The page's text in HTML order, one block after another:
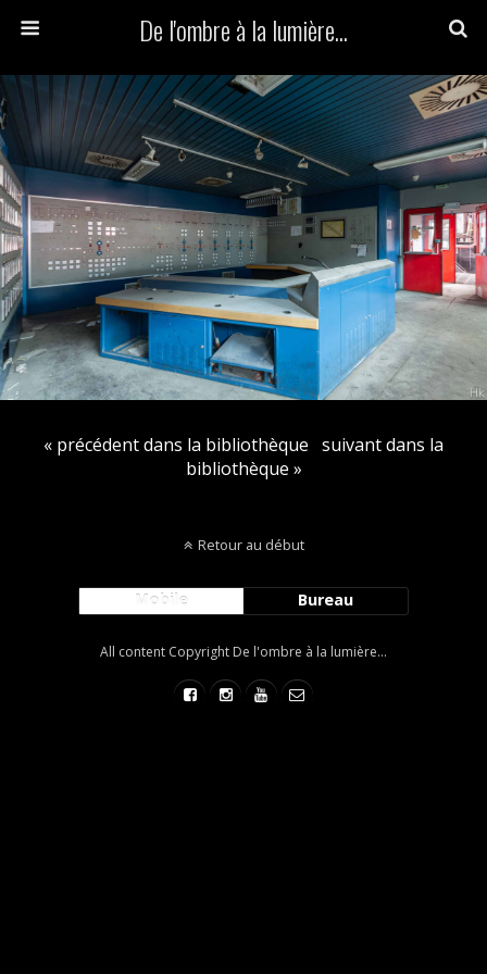
De l'ombre à la lumière...
« précédent dans la bibliothèque suivant dans la
bibliothèque »
Retour au début
Mobile Bureau
All content Copyright De l'ombre à la lumière...